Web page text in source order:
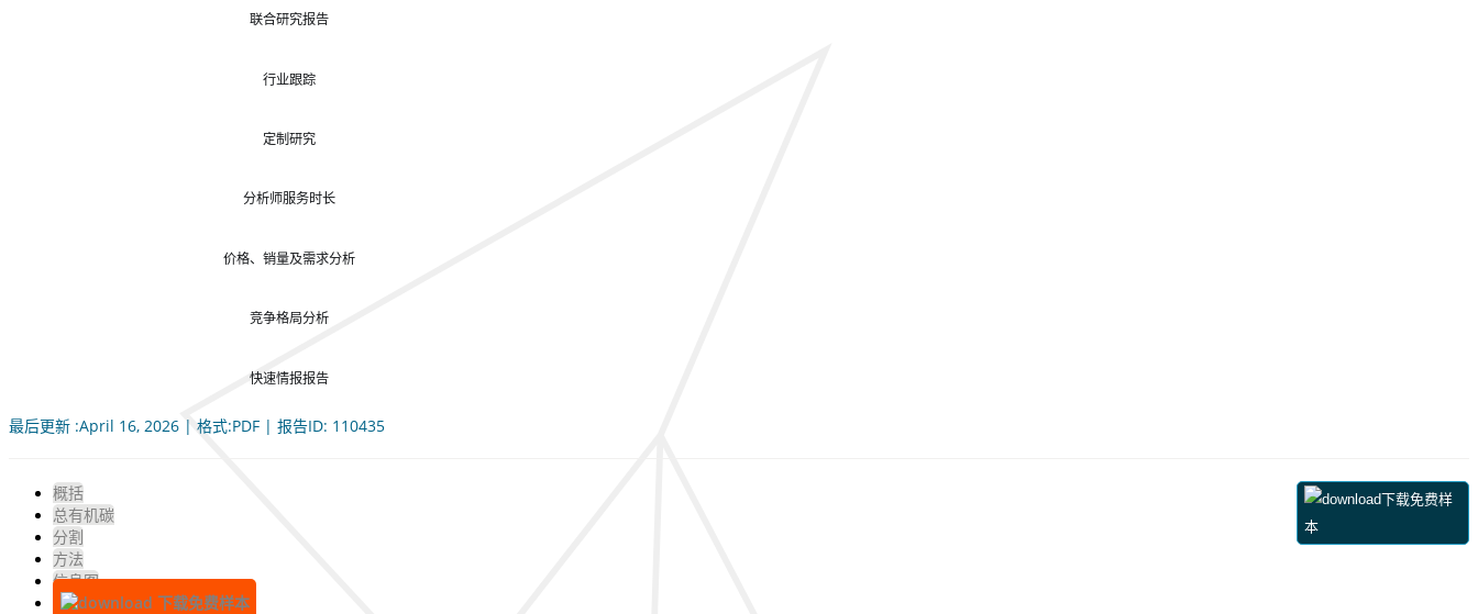
联合研究报告
行业跟踪
定制研究
分析师服务时长
价格、销量及需求分析
竞争格局分析
快速情报报告
最后更新 :April 16, 2026 | 格式:PDF | 报告ID: 110435
概括
总有机碳
分割
方法
信息图
下载免费样本
下载免费样
本